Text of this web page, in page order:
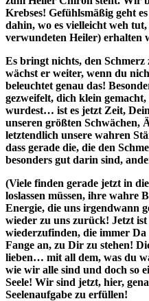
Krebses! Gefühlsmäßig geht
dahin, wo es vielleicht weh
verwundeten Heiler) erhalten
Es bringt nichts, den
wächst er weiter, wenn du
beleuchtet genau das!
gezweifelt, dich klein
wurdest… ist es jetzt Zeit,
unseren größten Schwächen,
letztendlich unsere wahren
dass gerade die, die den
besonders gut darin sind,
(Viele finden gerade jetzt in
loslassen müssen, ihre wahre
Energie, die uns irgendwann
wieder zu uns zurück! Jetzt
wiederzufinden, die immer
Fange an, zu Dir zu stehen!
lieben… mit all dem, was du
wie wir alle sind und doch so
Seele! Wir sind jetzt, hier,
Seelenaufgabe zu erfüllen!